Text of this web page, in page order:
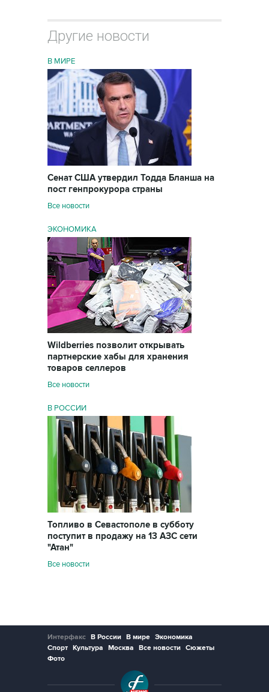
Другие новости
В МИРЕ
Сенат США утвердил Тодда Бланша на
пост генпрокурора страны
Все новости
ЭКОНОМИКА
Wildberries позволит открывать
партнерские хабы для хранения
товаров селлеров
Все новости
В РОССИИ
Топливо в Севастополе в субботу
поступит в продажу на 13 АЗС сети
"Атан"
Все новости
Интерфакс В России В мире Экономика
Спорт Культура Москва Все новости Сюжеты
Фото